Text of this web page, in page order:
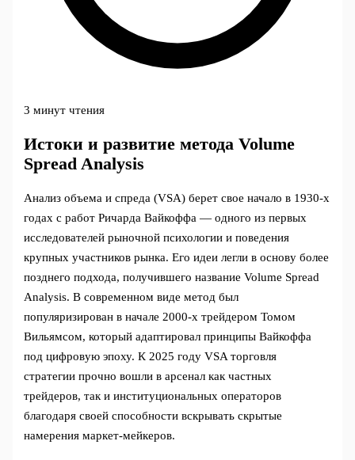
3 минут чтения
Истоки и развитие метода Volume
Spread Analysis
Анализ объема и спреда (VSA) берет свое начало в 1930-х
годах с работ Ричарда Вайкоффа — одного из первых
исследователей рыночной психологии и поведения
крупных участников рынка. Его идеи легли в основу более
позднего подхода, получившего название Volume Spread
Analysis. В современном виде метод был
популяризирован в начале 2000-х трейдером Томом
Вильямсом, который адаптировал принципы Вайкоффа
под цифровую эпоху. К 2025 году VSA торговля
стратегии прочно вошли в арсенал как частных
трейдеров, так и институциональных операторов
благодаря своей способности вскрывать скрытые
намерения маркет-мейкеров.